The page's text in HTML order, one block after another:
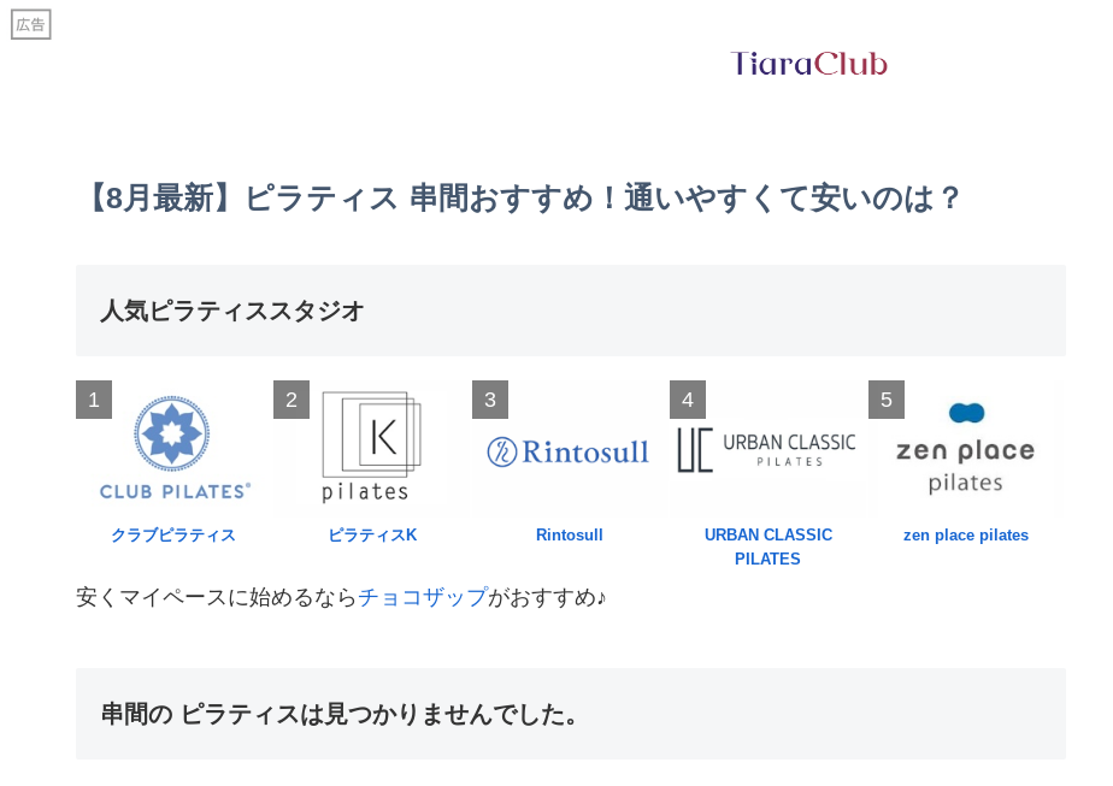
【8月最新】ピラティス 串間おすすめ！通いやすくて安いのは？
人気ピラティススタジオ
1
クラブピラティス
2
ピラティスK
3
Rintosull
4
URBAN CLASSIC
PILATES
5
zen place pilates
安くマイペースに始めるなら チョコザップがおすすめ♪
串間の ピラティスは見つかりませんでした。